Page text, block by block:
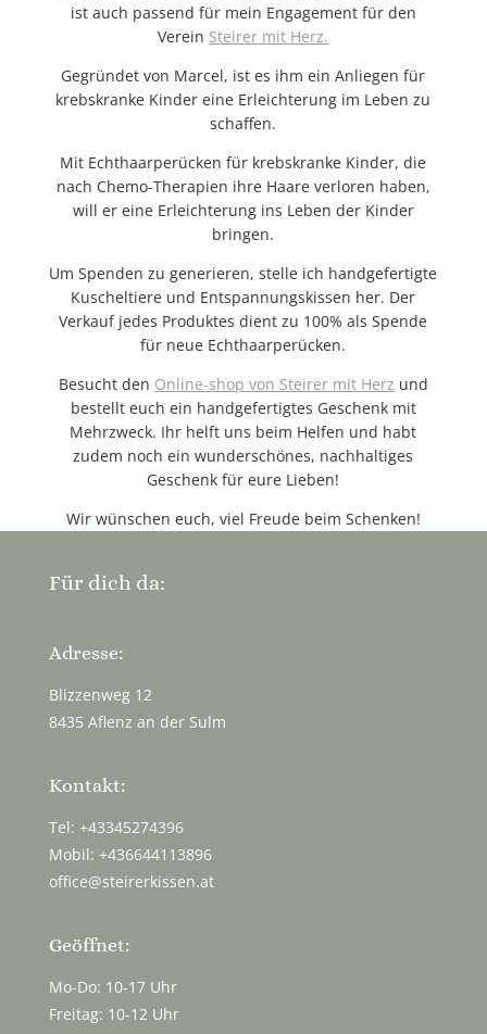
ist auch passend für mein Engagement für den
Verein Steirer mit Herz.
Gegründet von Marcel, ist es ihm ein Anliegen für
krebskranke Kinder eine Erleichterung im Leben zu
schaffen.
Mit Echthaarperücken für krebskranke Kinder, die
nach Chemo-Therapien ihre Haare verloren haben,
will er eine Erleichterung ins Leben der Kinder
bringen.
Um Spenden zu generieren, stelle ich handgefertigte
Kuscheltiere und Entspannungskissen her. Der
Verkauf jedes Produktes dient zu 100% als Spende
für neue Echthaarperücken.
Besucht den Online-shop von Steirer mit Herz und
bestellt euch ein handgefertigtes Geschenk mit
Mehrzweck. Ihr helft uns beim Helfen und habt
zudem noch ein wunderschönes, nachhaltiges
Geschenk für eure Lieben!
Wir wünschen euch, viel Freude beim Schenken!
Für dich da:
Adresse:
Blizzenweg 12
8435 Aflenz an der Sulm
Kontakt:
Tel: +43345274396
Mobil: +436644113896
office@steirerkissen.at
Geöffnet:
Mo-Do: 10-17 Uhr
Freitag: 10-12 Uhr